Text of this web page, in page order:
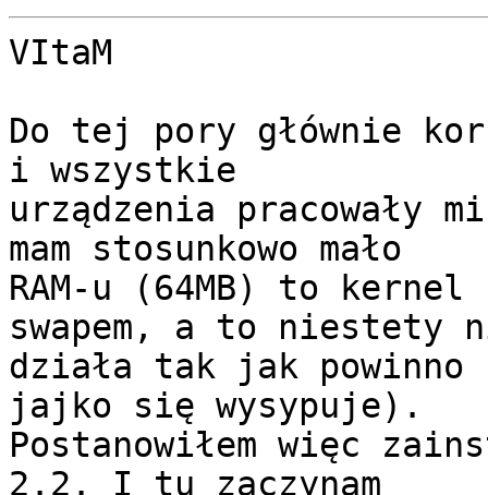
VItaM
Do tej pory głównie
i wszystkie
urządzenia pracowały
mam stosunkowo mało
RAM-u (64MB) to
swapem, a to niestety
działa tak jak
jajko się wysypuje).
Postanowiłem więc
2.2. I tu zaczynam